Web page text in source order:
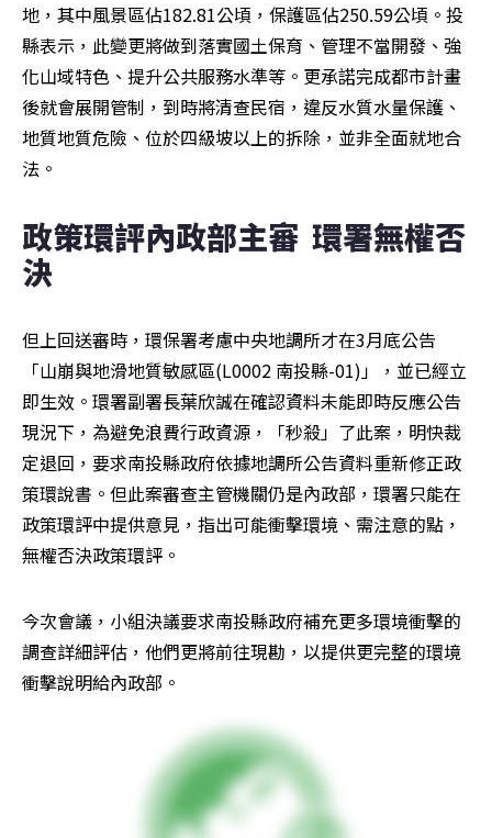
地，其中風景區佔182.81公頃，保護區佔250.59公頃。投
縣表示，此變更將做到落實國土保育、管理不當開發、強
化山域特色、提升公共服務水準等。更承諾完成都市計畫
後就會展開管制，到時將清查民宿，違反水質水量保護、
地質地質危險、位於四級坡以上的拆除，並非全面就地合
法。
政策環評內政部主審  環署無權否
決
但上回送審時，環保署考慮中央地調所才在3月底公告
「山崩與地滑地質敏感區(L0002 南投縣-01)」，並已經立
即生效。環署副署長葉欣誠在確認資料未能即時反應公告
現況下，為避免浪費行政資源，「秒殺」了此案，明快裁
定退回，要求南投縣政府依據地調所公告資料重新修正政
策環說書。但此案審查主管機關仍是內政部，環署只能在
政策環評中提供意見，指出可能衝擊環境、需注意的點，
無權否決政策環評。
今次會議，小組決議要求南投縣政府補充更多環境衝擊的
調查詳細評估，他們更將前往現勘，以提供更完整的環境
衝擊說明給內政部。